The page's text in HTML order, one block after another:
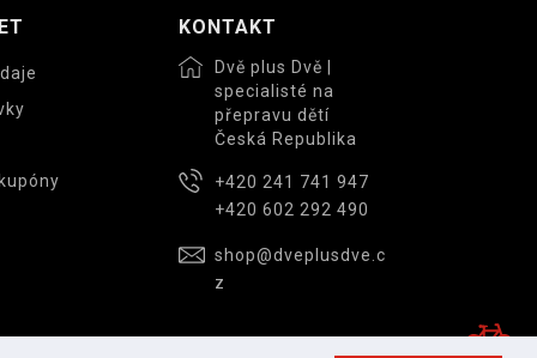
KONTAKT
Dvě plus Dvě |
specialisté na
přepravu dětí
Česká Republika
+420 241 741 947
+420 602 292 490
shop@dveplusdve.c
z